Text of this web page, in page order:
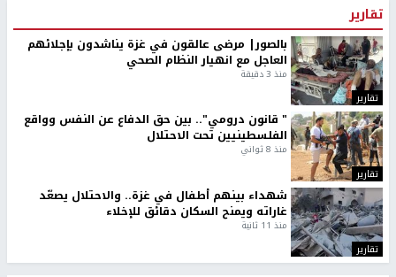
تقارير
تقارير
بالصور| مرضى عالقون في غزة يناشدون بإجلائهم
العاجل مع انهيار النظام الصحي
منذ 3 دقيقة
تقارير
" قانون درومي".. بين حق الدفاع عن النفس وواقع
الفلسطينيين تحت الاحتلال
منذ 8 ثواني
تقارير
شهداء بينهم أطفال في غزة.. والاحتلال يصعّد
غاراته ويمنح السكان دقائق للإخلاء
منذ 11 ثانية